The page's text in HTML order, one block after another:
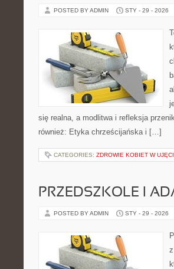
POSTED BY ADMIN STY - 29 - 2026
się realna, a modlitwa i refleksja
również: Etyka chrześcijańska i […]
CATEGORIES: ZDROWIE KOBIET W
PRZEDSZKOLE I
POSTED BY ADMIN STY - 29 - 2026